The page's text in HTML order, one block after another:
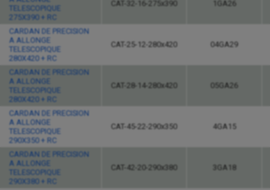
TELESCOPIQUE
275X390 + RC
CAT-32-16-275x390 1GA26
CARDAN DE PRECISION
A ALLONGE
TELESCOPIQUE
280X420 + RC
CAT-25-12-280x420 04GA29
CARDAN DE PRECISION
A ALLONGE
TELESCOPIQUE
280X420 + RC
CAT-28-14-280x420 05GA26
CARDAN DE PRECISION
A ALLONGE
TELESCOPIQUE
290X350 + RC
CAT-45-22-290x350 4GA15
CARDAN DE PRECISION
A ALLONGE
TELESCOPIQUE
290X380 + RC
CAT-42-20-290x380 3GA18